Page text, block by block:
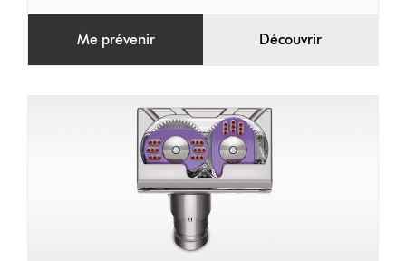
Me prévenir Découvrir